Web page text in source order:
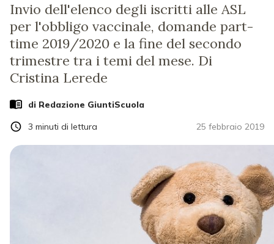
Invio dell'elenco degli iscritti alle ASL
per l'obbligo vaccinale, domande part-
time 2019/2020 e la fine del secondo
trimestre tra i temi del mese. Di
Cristina Lerede
di Redazione GiuntiScuola
25 febbraio 2019
3 minuti di lettura